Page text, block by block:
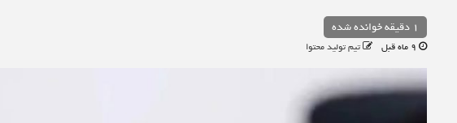
1 دقیقه خوانده شده
تیم تولید محتوا